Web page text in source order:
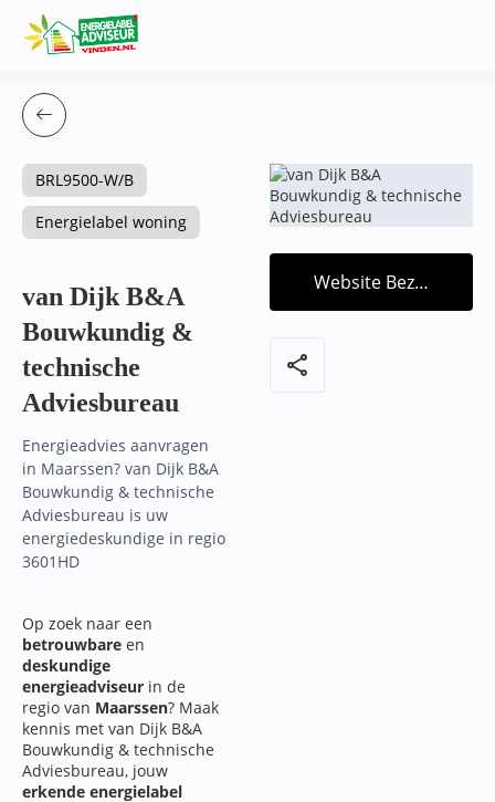
Website Bezoeken
share
BRL9500-W/B
Energielabel woning
van Dijk B&A
Bouwkundig &
technische
Adviesbureau
Energieadvies aanvragen
in Maarssen? van Dijk B&A
Bouwkundig & technische
Adviesbureau is uw
energiedeskundige in regio
3601HD
Op zoek naar een
betrouwbare en
deskundige
energieadviseur in de
regio van Maarssen? Maak
kennis met van Dijk B&A
Bouwkundig & technische
Adviesbureau, jouw
erkende energielabel